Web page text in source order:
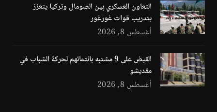
التعاون العسكري بين الصومال وتركيا يتعزز
بتدريب قوات غورغور
أغسطس 8, 2026
القبض على 9 مشتبه بانتمائهم لحركة الشباب في
مقديشو
أغسطس 8, 2026